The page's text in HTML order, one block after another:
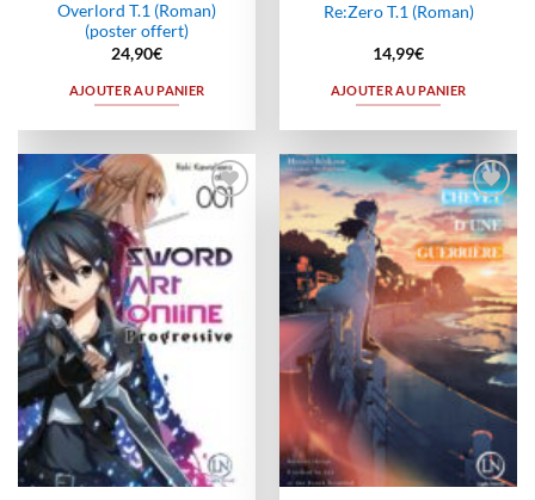
Overlord T.1 (Roman)
(poster offert)
24,90€
AJOUTER AU PANIER
Re:Zero T.1 (Roman)
14,99€
AJOUTER AU PANIER
Ajouter
wishlist
Ajouter
à la
wishlist